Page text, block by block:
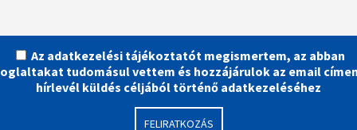
Az adatkezelési tájékoztatót megismertem, az abban
tudomásul vettem és hozzájárulok az email
hírlevél küldés céljából történő adatkezeléséhez